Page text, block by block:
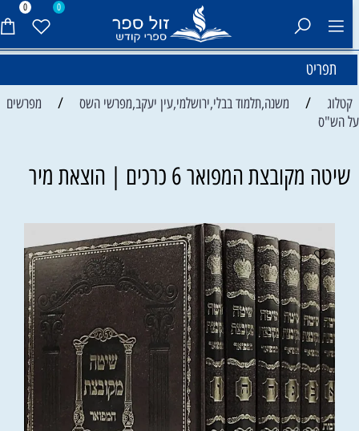
0 0
תפריט
קטלוג / משנה,תלמוד בבלי,ירושלמי,עין יעקב,מפרשי השס /
מפרשים
הש"ס
שיטה מקובצת המפואר 6 כרכים | הוצאת מיר